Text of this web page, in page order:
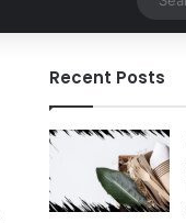
Recent Posts